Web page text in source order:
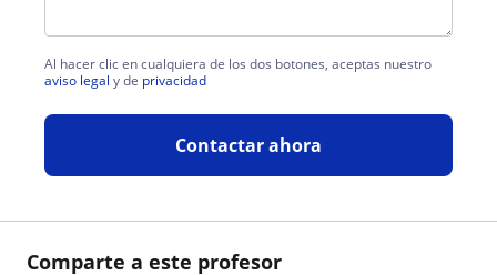
Comparte a este profesor
Al hacer clic en cualquiera de los dos botones, aceptas nuestro
aviso legal y de privacidad
Contactar ahora